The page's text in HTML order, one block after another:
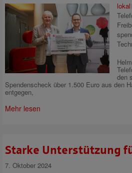
lokal
den
Spendenscheck über 1.500 Euro aus den
entgegen,
Mehr lesen
Starke Unterstützung
7. Oktober 2024